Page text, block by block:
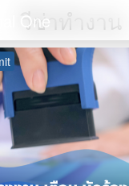
One
วีซ่าทำงาน